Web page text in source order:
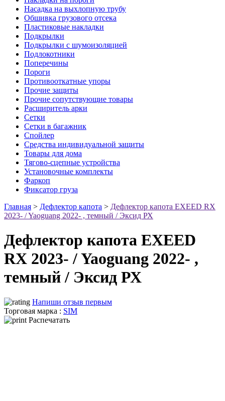
Насадка на выхлопную трубу
Обшивка грузового отсека
Пластиковые накладки
Подкрылки
Подкрылки с шумоизоляцией
Подлокотники
Поперечины
Пороги
Противооткатные упоры
Прочие защиты
Прочие сопутствующие товары
Расширитель арки
Сетки
Сетки в багажник
Спойлер
Средства индивидуальной защиты
Товары для дома
Тягово-сцепные устройства
Установочные комплекты
Фаркоп
Фиксатор груза
Главная > Дефлектор капота > Дефлектор капота EXEED RX
2023- / Yaoguang 2022- , темный / Эксид РХ
Дефлектор капота EXEED
RX 2023- / Yaoguang 2022- ,
темный / Эксид РХ
Напиши отзыв первым
Торговая марка : SIM
Распечатать